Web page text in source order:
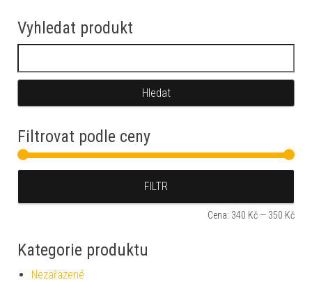
Vyhledat produkt
Filtrovat podle ceny
FILTR
Cena: 340 Kč — 350 Kč
Kategorie produktu
Nezařazené